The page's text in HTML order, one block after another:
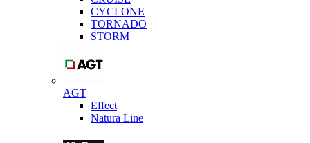
CYCLONE
TORNADO
STORM
AGT
Effect
Natura Line